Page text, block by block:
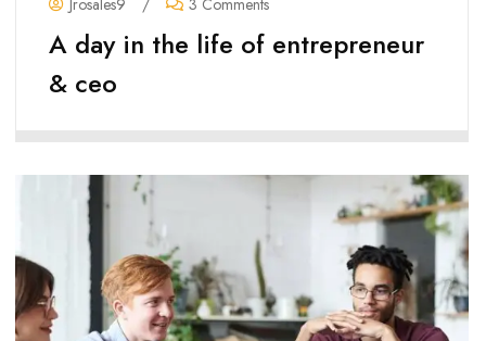
Jrosales9 / 3 Comments
A day in the life of entrepreneur
& ceo